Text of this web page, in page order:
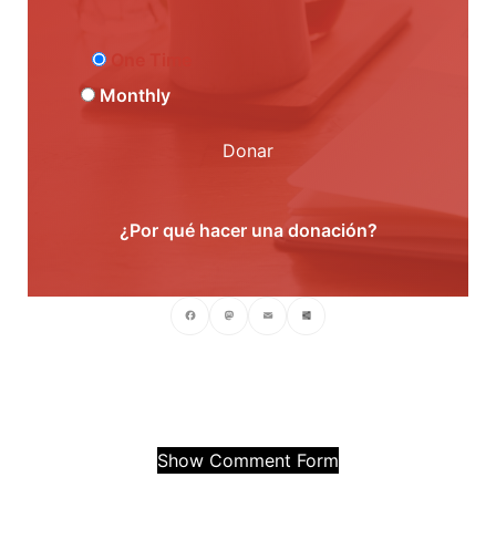
Monthly
Donar
¿Por qué hacer una donación?
Show Comment Form